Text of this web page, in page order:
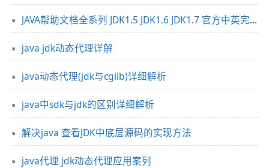
JAVA帮助文档全系列 JDK1.5 JDK1.6 JDK1.7 官方中英完整版整理
java jdk动态代理详解
java动态代理(jdk与cglib)详细解析
java中sdk与jdk的区别详细解析
解决java 查看JDK中底层源码的实现方法
java代理 jdk动态代理应用案列